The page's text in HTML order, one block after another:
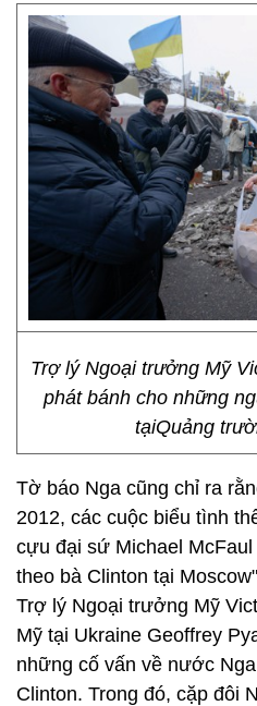
Trợ lý Ngoại trưởng Mỹ
phát bánh cho những
tạiQuảng
Tờ báo Nga cũng chỉ ra
2012, các cuộc biểu tình
cựu đại sứ Michael
theo bà Clinton tại
Trợ lý Ngoại trưởng Mỹ
Mỹ tại Ukraine Geoffrey
những cố vấn về nước
Clinton. Trong đó, cặp đôi